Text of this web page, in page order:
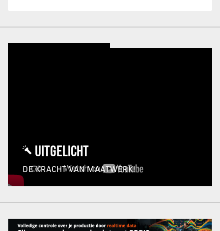
UITGELICHT
DE KRACHT VAN MAATWERK!